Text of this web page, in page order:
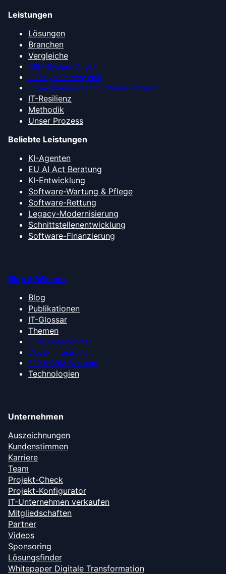
Leistungen
Lösungen
Branchen
Vergleiche
CRM-System-Vergleich
ERP-System-Vergleich
Projektmanagement-Software-Vergleich
IT-Resilienz
Methodik
Unser Prozess
Beliebte Leistungen
KI-Agenten
EU AI Act Beratung
KI-Entwicklung
Software-Wartung & Pflege
Software-Rettung
Legacy-Modernisierung
Schnittstellenentwicklung
Software-Finanzierung
Blog & Wissen
Blog
Publikationen
IT-Glossar
Themen
KI für Unternehmen
Cloud-Infrastruktur
ERP & CRM-Systeme
Technologien
Unternehmen
Auszeichnungen
Kundenstimmen
Karriere
Team
Projekt-Check
Projekt-Konfigurator
IT-Unternehmen verkaufen
Mitgliedschaften
Partner
Videos
Sponsoring
Lösungsfinder
Whitepaper Digitale Transformation